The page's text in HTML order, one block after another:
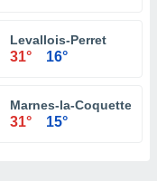
Levallois-Perret
31° 16°
Marnes-la-Coquette
31° 15°